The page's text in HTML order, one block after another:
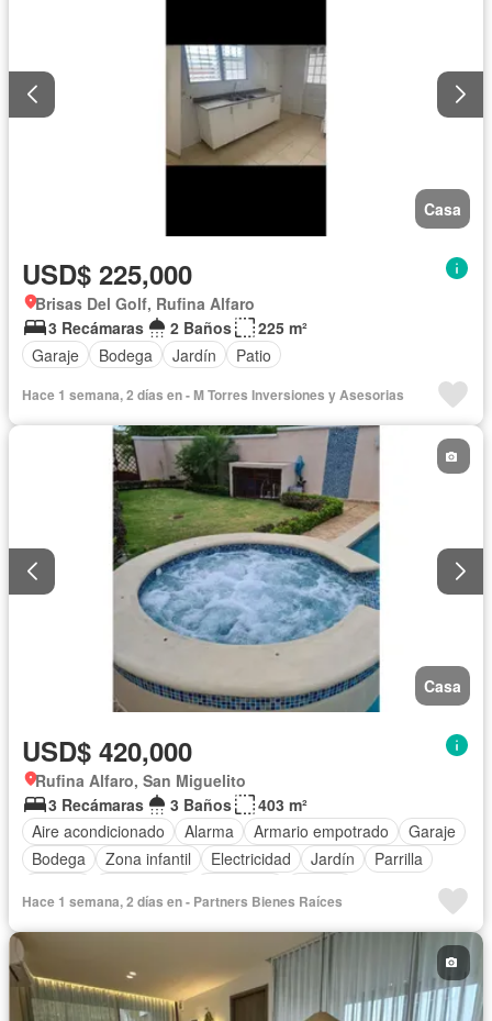
Casa
USD$ 225,000
Brisas Del Golf, Rufina Alfaro
3 Recámaras
2 Baños
225 m²
Garaje
Bodega Jardín Patio
Hace 1 semana, 2 días en - M Torres Inversiones y Asesorias
Casa
USD$ 420,000
Rufina Alfaro, San Miguelito
3 Recámaras
3 Baños
403 m²
Aire acondicionado
Alarma Armario empotrado
Garaje
Bodega
Zona infantil Electricidad Jardín
Parrilla
Cancha de tenis
Agua
Hace 1 semana, 2 días en - Partners Bienes Raíces